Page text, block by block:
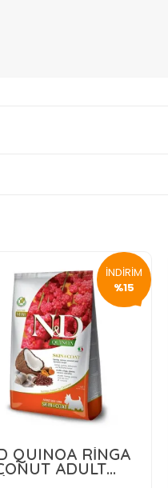
İNDİRİM
%15
QUINOA RİNGA
ADULT
2,5 KG